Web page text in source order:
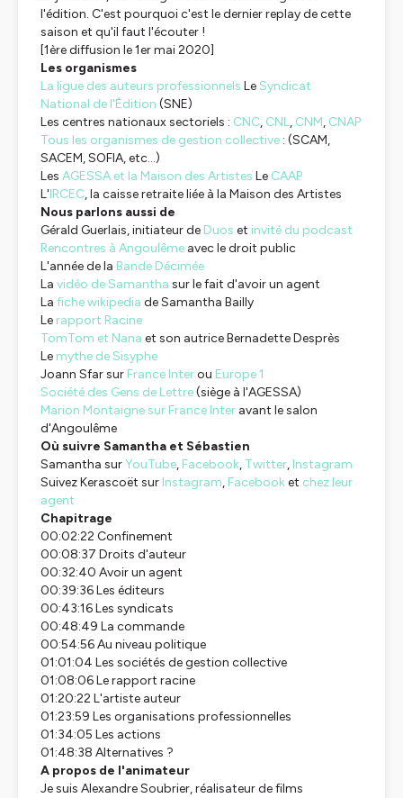
l'édition. C'est pourquoi c'est le dernier replay de cette
saison et qu'il faut l'écouter !
[1ère diffusion le 1er mai 2020]
Les organismes
La ligue des auteurs professionnels LeSyndicat
National de l'Édition (SNE)
Les centres nationaux sectoriels : CNC, CNL, CNM, CNAP
Tous les organismes de gestion collective : (SCAM,
SACEM, SOFIA, etc...)
Les AGESSA et la Maison des Artistes Le CAAP
L'IRCEC, la caisse retraite liée à la Maison des Artistes
Nous parlons aussi de
Gérald Guerlais, initiateur de Duos et invité du podcast
Rencontres à Angoulême avec le droit public
L'année de la Bande Décimée
La vidéo de Samantha sur le fait d'avoir un agent
La fiche wikipedia de Samantha Bailly
Le rapport Racine
TomTom et Nana et son autrice Bernadette Desprès
Le mythe de Sisyphe
Joann Sfar sur France Interou Europe 1
Société des Gens de Lettre(siège à l'AGESSA)
Marion Montaigne sur France Inter avant le salon
d'Angoulême
Où suivre Samantha et Sébastien
Samantha surYouTube, Facebook, Twitter, Instagram
Suivez Kerascoët sur Instagram, Facebooket chez leur
agent
Chapitrage
00:02:22 Confinement
00:08:37 Droits d'auteur
00:32:40 Avoir un agent
00:39:36 Les éditeurs
00:43:16 Les syndicats
00:48:49 La commande
00:54:56 Au niveau politique
01:01:04 Les sociétés de gestion collective
01:08:06 Le rapport racine
01:20:22 L'artiste auteur
01:23:59 Les organisations professionnelles
01:34:05 Les actions
01:48:38 Alternatives ?
A propos de l'animateur
Je suis Alexandre Soubrier, réalisateur de films